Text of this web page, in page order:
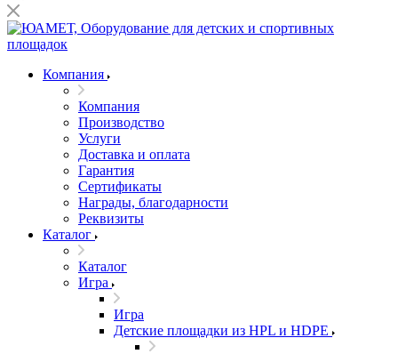
Компания
Компания
Производство
Услуги
Доставка и оплата
Гарантия
Сертификаты
Награды, благодарности
Реквизиты
Каталог
Каталог
Игра
Игра
Детские площадки из HPL и HDPE